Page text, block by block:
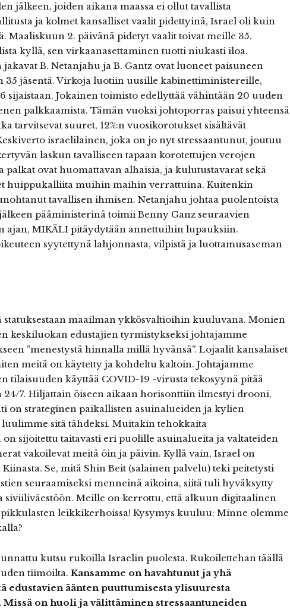
jälkeen, joiden aikana maassa ei ollut tavallista
ja kolmet kansalliset vaalit pidettyinä, Israel oli kuin
Maaliskuun 2. päivänä pidetyt vaalit toivat meille 35.
kyllä, sen virkaanasettaminen tuotti niukasti iloa.
B. Netanjahu ja B. Gantz ovat luoneet paisuneen
35 jäsentä. Virkoja luotiin uusille kabinettiministereille,
sijaistaan. Jokainen toimisto edellyttää vähintään 20 uuden
palkkaamista. Tämän vuoksi johtoporras paisui yhteensä
tarvitsevat suuret, 12%:n vuosikorotukset sisältävät
israelilainen, joka on jo nyt stressaantunut, joutuu
laskun tavalliseen tapaan korotettujen verojen
palkat ovat huomattavan alhaisia, ja kulutustavarat sekä
huippukalliita muihin maihin verrattuina. Kuitenkin
tavallisen ihmisen. Netanjahu johtaa puolentoista
pääministerinä toimii Benny Ganz seuraavien
ajan, MIKÄLI pitäydytään annettuihin lupauksiin.
syytettynä lahjonnasta, vilpistä ja luottamusaseman
statuksestaan maailman ykkösvaltioihin kuuluvana. Monien
keskiluokan edustajien tyrmistykseksi johtajamme
”menestystä hinnalla millä hyvänsä”. Lojaalit kansalaiset
meitä on käytetty ja kohdeltu kaltoin. Johtajamme
tilaisuuden käyttää COVID-19 -virusta tekosyynä pitää
24/7. Hiljattain öiseen aikaan horisonttiin ilmestyi drooni,
on strateginen paikallisten asuinalueiden ja kylien
luulimme sitä tähdeksi. Muitakin tehokkaita
sijoitettu taitavasti eri puolille asuinalueita ja valtateiden
vakoilevat meitä öin ja päivin. Kyllä vain, Israel on
Se, mitä Shin Beit (salainen palvelu) teki peitetysti
seuraamiseksi menneinä aikoina, siitä tuli hyväksytty
siviiliväestöön. Meille on kerrottu, että alkuun digitaalinen
leikkikerhoissa! Kysymys kuuluu: Minne olemme
kutsu rukoilla Israelin puolesta. Rukoilettehan täällä
tiimoilta. Kansamme on havahtunut ja yhä
edustavien äänten puuttumisesta ylisuuresta
on huoli ja välittäminen stressaantuneiden